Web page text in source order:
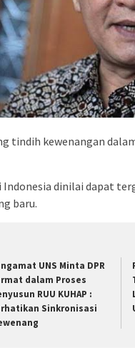
tindih kewenangan
dinilai dapat
baru.
UNS Minta DPR
dalam Proses
RUU KUHAP :
Sinkronisasi